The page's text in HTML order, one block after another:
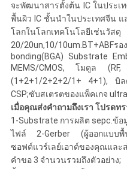
จะพัฒนาสารตั้งต้น IC ในประเ
พื้นผิว IC ชั้นนำในประเทศจีน แ
โลกในโลกเทค
20/20un,10/10um.BT+ABFร
bonding(BGA) Substrate
MEMS/CMOS, โมดูล
(1+2+1/2+2+2/1+ 4+1),
CSP;ซับสเตรตของแพ็คเกจ
เมื่อคุณส่งคำถามถึงเรา โปรดท
1-Substrate การผลิต sepc.ข้อ
ไฟล์ 2-Gerber (ผู้ออกแบบ
ซอฟต์แวร์เลย์เอาต์ของคุณและ
คำขอ 3 จำนวนรวมถึงตัวอย่าง;